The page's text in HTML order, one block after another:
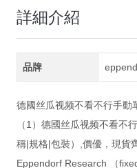
詳細介紹
品牌
德國丝瓜视频不看不行手動
（1）德國丝瓜视频不看不
稱|規格|包裝）,價優，現貨齊全
Eppendorf Research （